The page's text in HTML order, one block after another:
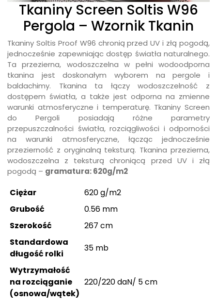
Tkaniny Screen Soltis W96
Pergola – Wzornik Tkanin
Tkaniny Soltis Proof W96 chronią przed UV i złą pogodą,
jednocześnie zapewniając dostęp światła naturalnego.
Ta przezierna, wodoszczelna w pełni wodoodporna
tkanina jest doskonałym wyborem na pergole i
baldachimy. Tkanina ta łączy wodoszczelność z
dostępem światła, a także jest odporna na zmienne
warunki atmosferyczne i temperaturę. Tkaniny Screen
do Pergoli posiadają różne parametry
przepuszczalności światła, rozciągliwości i odporności
na warunki atmosferyczne, łącząc jednocześnie
przezierność z oryginalną teksturą. Tkanina przezierna,
wodoszczelna z teksturą chroniącą przed UV i złą
pogodą – gramatura: 620g/m2
Ciężar
620 g/m2
Grubość
0.56 mm
Szerokość
267 cm
Standardowa
długość rolki
35 mb
Wytrzymałość
na rozciąganie
(osnowa/wątek)
220/220 daN/ 5 cm